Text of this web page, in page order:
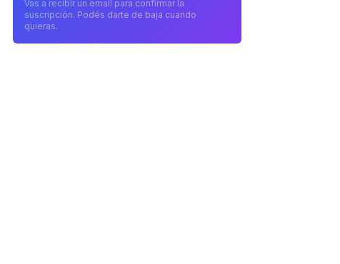
Vas a recibir un email para confirmar la
suscripción. Podés darte de baja cuando
quieras.